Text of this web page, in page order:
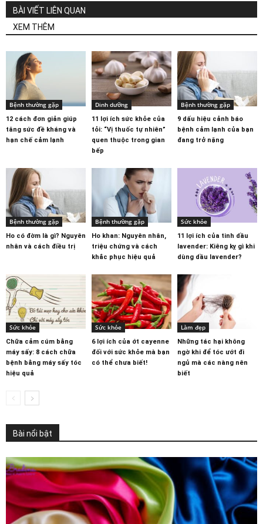
BÀI VIẾT LIÊN QUAN
XEM THÊM
Bệnh thường gặp
12 cách đơn giản giúp
tăng sức đề kháng và
hạn chế cảm lạnh
Dinh dưỡng
11 lợi ích sức khỏe của
tỏi: “Vị thuốc tự nhiên”
quen thuộc trong gian
bếp
Bệnh thường gặp
9 dấu hiệu cảnh báo
bệnh cảm lạnh của bạn
đang trở nặng
Bệnh thường gặp
Ho có đờm là gì? Nguyên
nhân và cách điều trị
Bệnh thường gặp
Ho khan: Nguyên nhân,
triệu chứng và cách
khắc phục hiệu quả
Sức khỏe
11 lợi ích của tinh dầu
lavender: Kiêng kỵ gì khi
dùng dầu lavender?
Sức khỏe
Chữa cảm cúm bằng
máy sấy: 8 cách chữa
bệnh bằng máy sấy tóc
hiệu quả
Sức khỏe
6 lợi ích của ớt cayenne
đối với sức khỏe mà bạn
có thể chưa biết!
Làm đẹp
Những tác hại không
ngờ khi để tóc ướt đi
ngủ mà các nàng nên
biết
Bài nổi bật